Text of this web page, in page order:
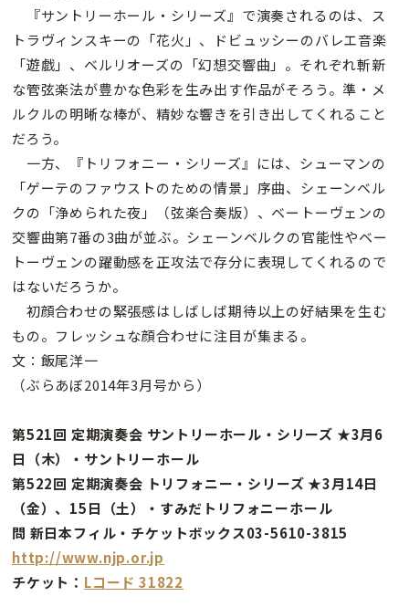
『サントリーホール・シリーズ』で演奏されるのは、ス
トラヴィンスキーの「花火」、ドビュッシーのバレエ音楽
「遊戯」、ベルリオーズの「幻想交響曲」。それぞれ斬新
な管弦楽法が豊かな色彩を生み出す作品がそろう。準・メ
ルクルの明晰な棒が、精妙な響きを引き出してくれること
だろう。
一方、『トリフォニー・シリーズ』には、シューマンの
「ゲーテのファウストのための情景」序曲、シェーンベル
クの「浄められた夜」（弦楽合奏版）、ベートーヴェンの
交響曲第7番の3曲が並ぶ。シェーンベルクの官能性やベー
トーヴェンの躍動感を正攻法で存分に表現してくれるので
はないだろうか。
初顔合わせの緊張感はしばしば期待以上の好結果を生む
もの。フレッシュな顔合わせに注目が集まる。
文：飯尾洋一
（ぶらあぼ2014年3月号から）
第521回 定期演奏会 サントリーホール・シリーズ ★3月6
日（木）・サントリーホール
第522回 定期演奏会 トリフォニー・シリーズ ★3月14日
（金）、15日（土）・すみだトリフォニーホール
問 新日本フィル・チケットボックス03-5610-3815
http://www.njp.or.jp
チケット： Lコード 31822